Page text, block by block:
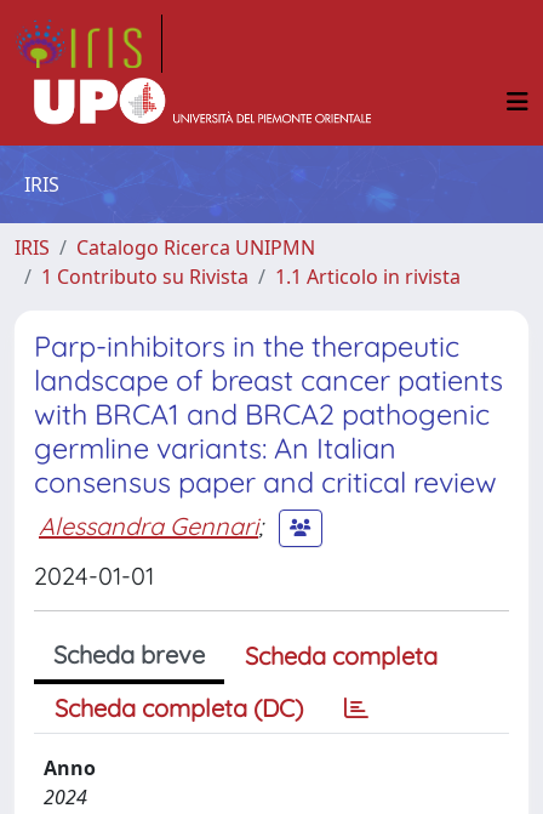
IRIS
IRIS
Catalogo Ricerca UNIPMN
1 Contributo su Rivista
1.1 Articolo in rivista
Parp-inhibitors in the therapeutic
landscape of breast cancer patients
with BRCA1 and BRCA2 pathogenic
germline variants: An Italian
consensus paper and critical review
Alessandra Gennari;
2024-01-01
Scheda breve
Scheda completa
Scheda completa (DC)
Anno
2024